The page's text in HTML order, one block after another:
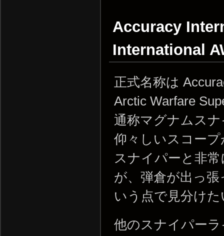
Accuracy
International
正式名称は
Arctic Warfare
通称マグナムス
仰々しいスコー
スナイパーと非
が、弾倉が出っ
いう点で見分けた
他のスナイパー